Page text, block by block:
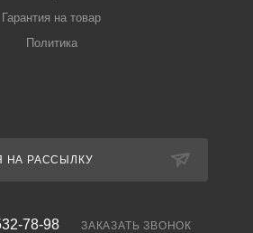
Гарантия на товар
Политика
НА РАССЫЛКУ
78-98 ЗАКАЗАТЬ ЗВОНОК